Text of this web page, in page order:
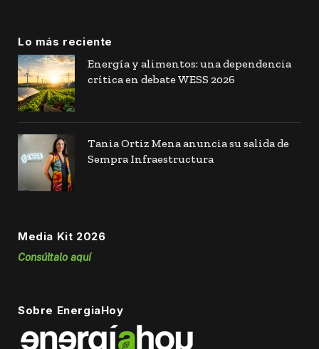
Lo más reciente
Energía y alimentos: una dependencia
crítica en debate WESS 2026
Tania Ortiz Mena anuncia su salida de
Sempra Infraestructura
Media Kit 2026
Consúltalo aquí
Sobre EnergiaHoy